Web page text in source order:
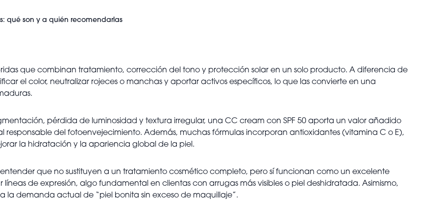
qué son y a quién recomendarlas
que combinan tratamiento, corrección del tono y protección solar en un solo producto. A diferencia de
el color, neutralizar rojeces o manchas y aportar activos específicos, lo que las convierte en una
pérdida de luminosidad y textura irregular, una CC cream con SPF 50 aporta un valor añadido
del fotoenvejecimiento. Además, muchas fórmulas incorporan antioxidantes (vitamina C o E),
la hidratación y la apariencia global de la piel.
que no sustituyen a un tratamiento cosmético completo, pero sí funcionan como un excelente
de expresión, algo fundamental en clientas con arrugas más visibles o piel deshidratada. Asimismo,
demanda actual de “piel bonita sin exceso de maquillaje”.